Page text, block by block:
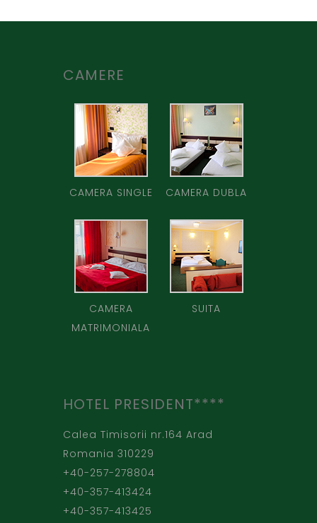
CAMERE
CAMERA SINGLE CAMERA DUBLA
CAMERA
MATRIMONIALA
SUITA
HOTEL PRESIDENT****
Calea Timisorii nr.164 Arad
Romania 310229
+40-257-278804
+40-357-413424
+40-357-413425